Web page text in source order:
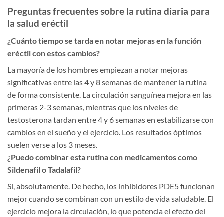
Preguntas frecuentes sobre la rutina diaria para
la salud eréctil
¿Cuánto tiempo se tarda en notar mejoras en la función
eréctil con estos cambios?
La mayoría de los hombres empiezan a notar mejoras
significativas entre las 4 y 8 semanas de mantener la rutina
de forma consistente. La circulación sanguínea mejora en las
primeras 2-3 semanas, mientras que los niveles de
testosterona tardan entre 4 y 6 semanas en estabilizarse con
cambios en el sueño y el ejercicio. Los resultados óptimos
suelen verse a los 3 meses.
¿Puedo combinar esta rutina con medicamentos como
Sildenafil o Tadalafil?
Sí, absolutamente. De hecho, los inhibidores PDE5 funcionan
mejor cuando se combinan con un estilo de vida saludable. El
ejercicio mejora la circulación, lo que potencia el efecto del